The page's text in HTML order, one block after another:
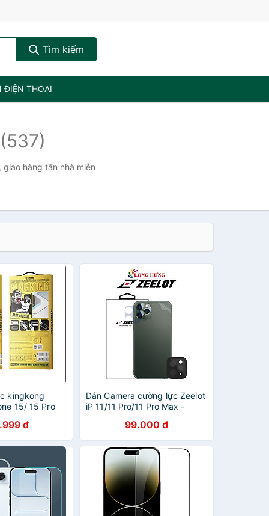
Tìm kiếm
ĐIỆN THOẠI
(537)
hàng tận nhà miễn
kingkong
15/ 15 Pro
13 Pro
12 Pro/ 12
11/ 11 Pro
MAX, XR, XS
hiệu
chính hãng
đ
Dán Camera cường lực Zeelot
iP 11/11 Pro/11 Pro Max -
99.000 đ